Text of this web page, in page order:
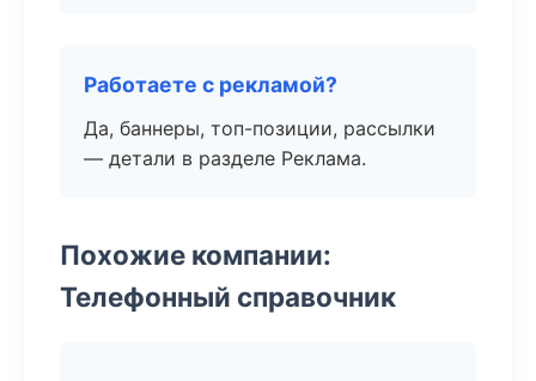
Работаете с рекламой?
Да, баннеры, топ-позиции, рассылки
— детали в разделе Реклама.
Похожие компании:
Телефонный справочник